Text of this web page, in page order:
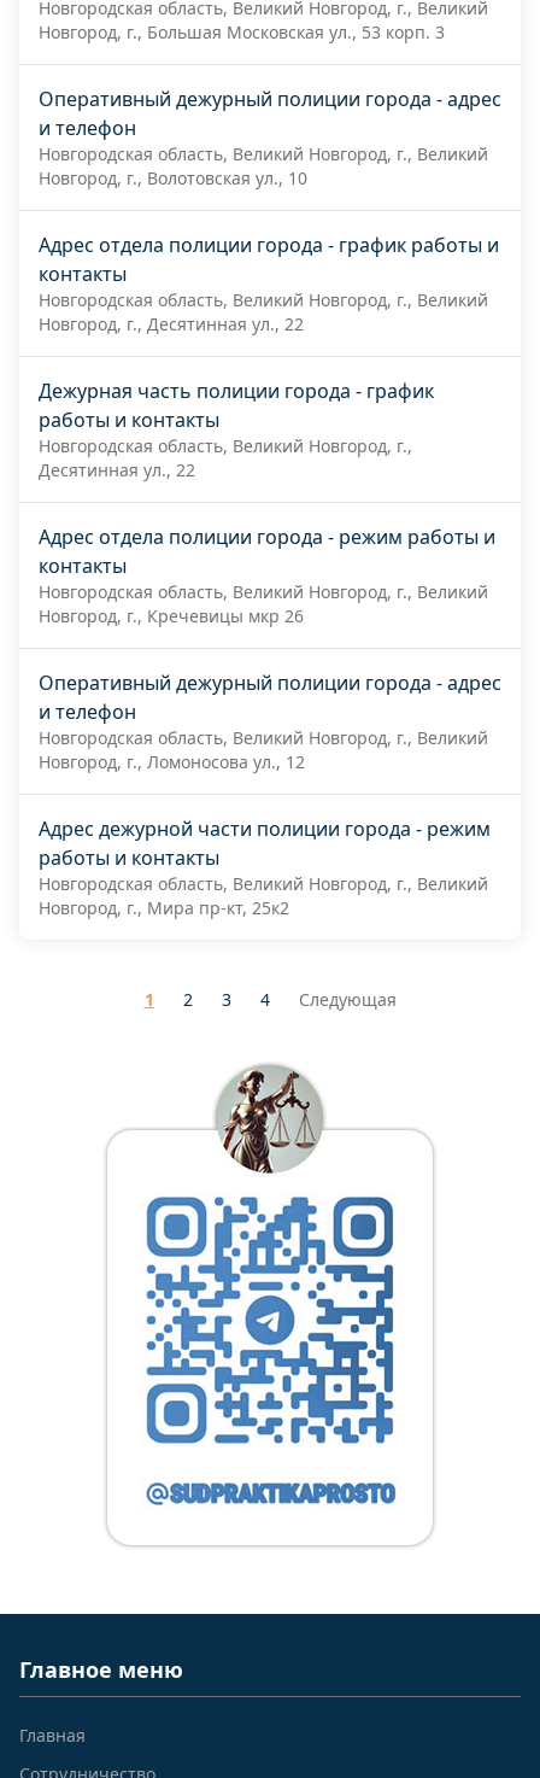
Новгородская область, Великий Новгород, г., Великий
Новгород, г., Большая Московская ул., 53 корп. 3
Оперативный дежурный полиции города - адрес
и телефон
Новгородская область, Великий Новгород, г., Великий
Новгород, г., Волотовская ул., 10
Адрес отдела полиции города - график работы и
контакты
Новгородская область, Великий Новгород, г., Великий
Новгород, г., Десятинная ул., 22
Дежурная часть полиции города - график
работы и контакты
Новгородская область, Великий Новгород, г.,
Десятинная ул., 22
Адрес отдела полиции города - режим работы и
контакты
Новгородская область, Великий Новгород, г., Великий
Новгород, г., Кречевицы мкр 26
Оперативный дежурный полиции города - адрес
и телефон
Новгородская область, Великий Новгород, г., Великий
Новгород, г., Ломоносова ул., 12
Адрес дежурной части полиции города - режим
работы и контакты
Новгородская область, Великий Новгород, г., Великий
Новгород, г., Мира пр-кт, 25к2
1 2 3 4 Следующая
Главное меню
Главная